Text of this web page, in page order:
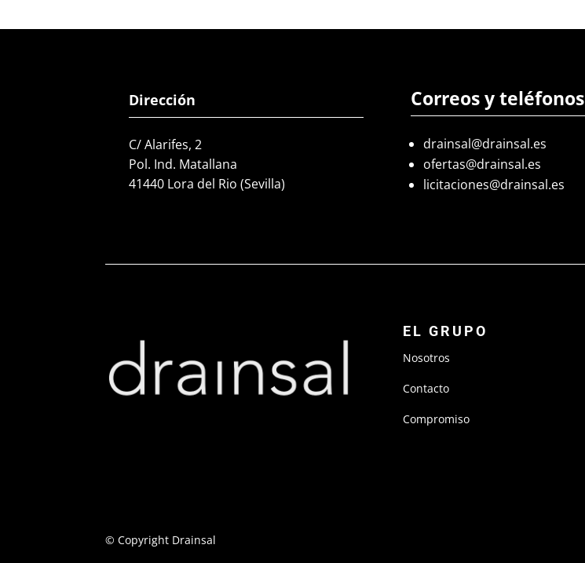
Dirección
C/ Alarifes, 2
Pol. Ind. Matallana
41440 Lora del Rio (Sevilla)
Correos y teléfonos
drainsal@drainsal.es
ofertas@drainsal.es
licitaciones@drainsal.es
EL GRUPO
Nosotros
Contacto
Compromiso
© Copyright Drainsal